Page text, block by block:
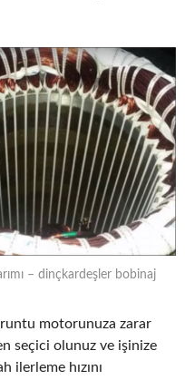
– dinçkardeşler bobinaj
motorunuza zarar
seçici olunuz ve işinize
ilerleme hızını